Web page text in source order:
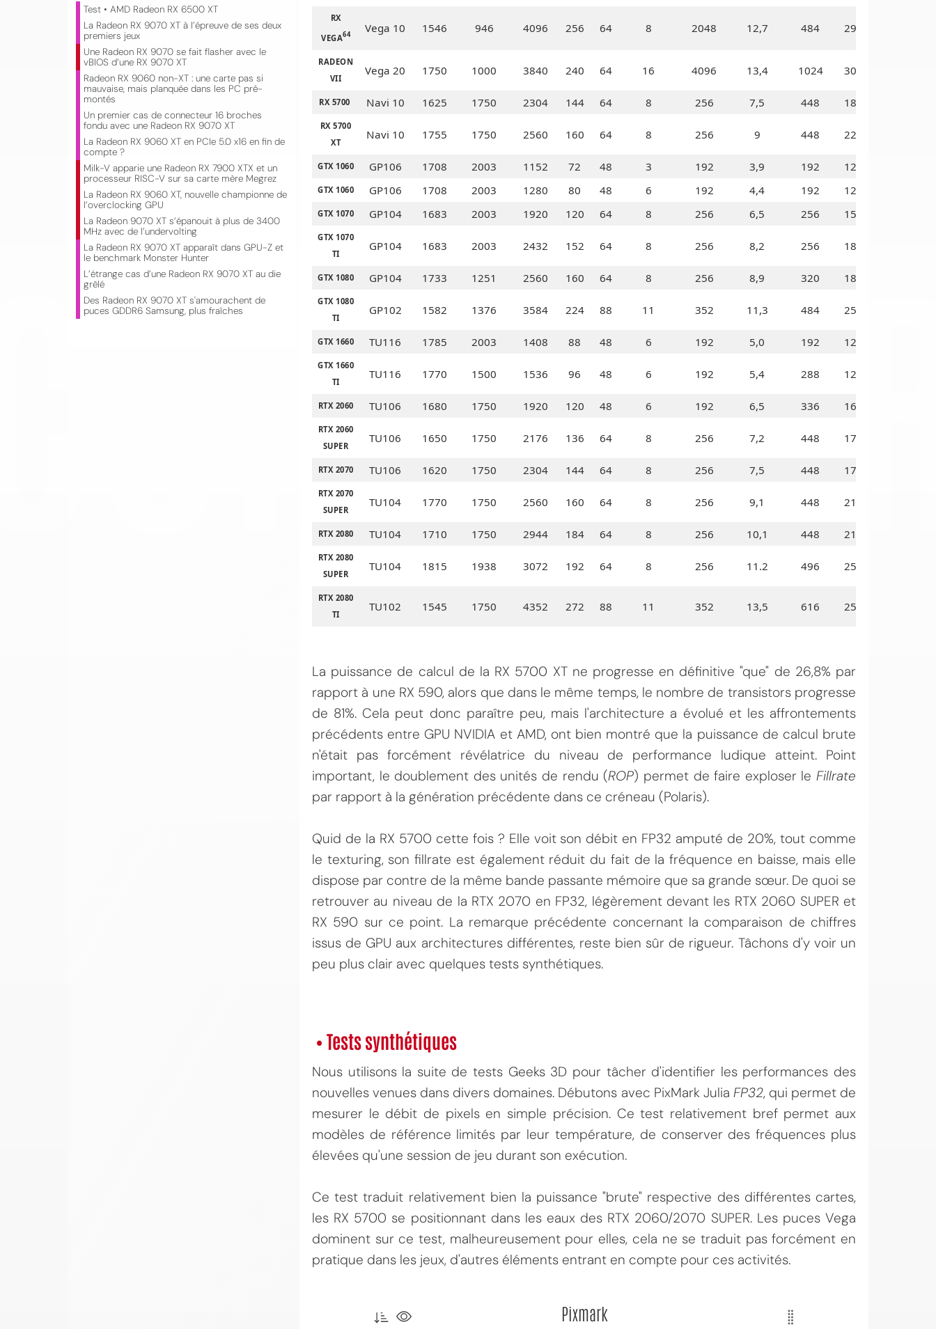
RX
VEGA64 Vega 10 1546 946 4096 256 64 8 2048 12,7 484 295
RADEON
VII
Vega 20 1750 1000 3840 240 64 16 4096 13,4 1024 300
RX 5700 Navi 10 1625 1750 2304 144 64 8 256 7,5 448 180
RX 5700
XT
Navi 10 1755 1750 2560 160 64 8 256 9 448 225
GTX 1060 GP106 1708 2003 1152 72 48 3 192 3,9 192 120
GTX 1060 GP106 1708 2003 1280 80 48 6 192 4,4 192 120
GTX 1070 GP104 1683 2003 1920 120 64 8 256 6,5 256 150
GTX 1070
TI
GP104 1683 2003 2432 152 64 8 256 8,2 256 180
GTX 1080 GP104 1733 1251 2560 160 64 8 256 8,9 320 180
GTX 1080
TI
GP102 1582 1376 3584 224 88 11 352 11,3 484 250
GTX 1660 TU116 1785 2003 1408 88 48 6 192 5,0 192 120
GTX 1660
TI
TU116 1770 1500 1536 96 48 6 192 5,4 288 120
RTX 2060 TU106 1680 1750 1920 120 48 6 192 6,5 336 160
RTX 2060
SUPER
TU106 1650 1750 2176 136 64 8 256 7,2 448 175
RTX 2070 TU106 1620 1750 2304 144 64 8 256 7,5 448 175
RTX 2070
SUPER
TU104 1770 1750 2560 160 64 8 256 9,1 448 215
RTX 2080 TU104 1710 1750 2944 184 64 8 256 10,1 448 215
RTX 2080
SUPER
TU104 1815 1938 3072 192 64 8 256 11.2 496 250
RTX 2080
TI
TU102 1545 1750 4352 272 88 11 352 13,5 616 250
La puissance de calcul de la RX 5700 XT ne progresse en définitive "que" de 26,8% par
rapport à une RX 590, alors que dans le même temps, le nombre de transistors progresse
de 81%. Cela peut donc paraître peu, mais l'architecture a évolué et les affrontements
précédents entre GPU NVIDIA et AMD, ont bien montré que la puissance de calcul brute
n'était pas forcément révélatrice du niveau de performance ludique atteint. Point
important, le doublement des unités de rendu (ROP) permet de faire exploser leFillrate
par rapport à la génération précédente dans ce créneau (Polaris).
Quid de la RX 5700 cette fois ? Elle voit son débit en FP32 amputé de 20%, tout comme
le texturing, son fillrate est également réduit du fait de la fréquence en baisse, mais elle
dispose par contre de la même bande passante mémoire que sa grande sœur. De quoi se
retrouver au niveau de la RTX 2070 en FP32, légèrement devant les RTX 2060 SUPER et
RX 590 sur ce point. La remarque précédente concernant la comparaison de chiffres
issus de GPU aux architectures différentes, reste bien sûr de rigueur. Tâchons d'y voir un
peu plus clair avec quelques tests synthétiques.
• Tests synthétiques
Nous utilisons la suite de tests Geeks 3D pour tâcher d'identifier les performances des
nouvelles venues dans divers domaines. Débutons avec PixMark Julia FP32, qui permet de
mesurer le débit de pixels en simple précision. Ce test relativement bref permet aux
modèles de référence limités par leur température, de conserver des fréquences plus
élevées qu'une session de jeu durant son exécution.
Ce test traduit relativement bien la puissance "brute" respective des différentes cartes,
les RX 5700 se positionnant dans les eaux des RTX 2060/2070 SUPER. Les puces Vega
dominent sur ce test, malheureusement pour elles, cela ne se traduit pas forcément en
pratique dans les jeux, d'autres éléments entrant en compte pour ces activités.
Test • AMD Radeon RX 6500 XT
La Radeon RX 9070 XT à l’épreuve de ses deux
premiers jeux
Une Radeon RX 9070 se fait flasher avec le
vBIOS d’une RX 9070 XT
Radeon RX 9060 non-XT : une carte pas si
mauvaise, mais planquée dans les PC pré-
montés
Un premier cas de connecteur 16 broches
fondu avec une Radeon RX 9070 XT
La Radeon RX 9060 XT en PCIe 5.0 x16 en fin de
compte ?
Milk-V apparie une Radeon RX 7900 XTX et un
processeur RISC-V sur sa carte mère Megrez
La Radeon RX 9060 XT, nouvelle championne de
l’overclocking GPU
La Radeon 9070 XT s’épanouit à plus de 3400
MHz avec de l’undervolting
La Radeon RX 9070 XT apparaît dans GPU-Z et
le benchmark Monster Hunter
L’étrange cas d’une Radeon RX 9070 XT au die
grêlé
Des Radeon RX 9070 XT s'amourachent de
puces GDDR6 Samsung, plus fraîches